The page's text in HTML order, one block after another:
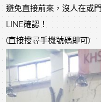
避免直接前來，沒人在或
LINE確認！
(直接搜尋手機號碼即可)